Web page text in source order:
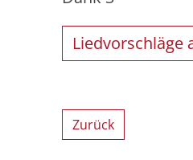
Liedvorschläge
Zurück